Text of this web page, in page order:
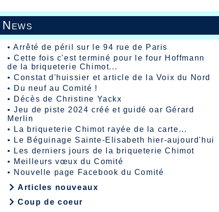
News
•Arrêté de péril sur le 94 rue de Paris
•Cette fois c'est terminé pour le four Hoffmann
de la briqueterie Chimot...
•Constat d'huissier et article de la Voix du Nord
• Du neuf au Comité !
• Décès de Christine Yackx
•Jeu de piste 2024 créé et guidé oar Gérard
Merlin
•
La briqueterie Chimot rayée de la carte...
•
Le Béguinage Sainte-Elisabeth hier-aujourd'hui
•
Les derniers jours de la briqueterie Chimot
• Meilleurs vœux du Comité
• Nouvelle page Facebook du Comité
Articles nouveaux
Coup de coeur